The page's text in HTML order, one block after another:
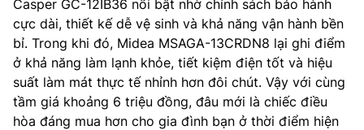
Casper GC-12IB36 nổi bật nhờ chính sách bảo hành
cực dài, thiết kế dễ vệ sinh và khả năng vận hành bền
bỉ. Trong khi đó, Midea MSAGA-13CRDN8 lại ghi điểm
ở khả năng làm lạnh khỏe, tiết kiệm điện tốt và hiệu
suất làm mát thực tế nhỉnh hơn đôi chút. Vậy với cùng
tầm giá khoảng 6 triệu đồng, đâu mới là chiếc điều
hòa đáng mua hơn cho gia đình bạn ở thời điểm hiện